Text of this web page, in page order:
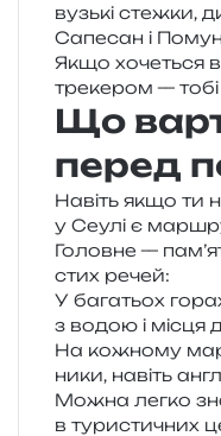
вузь­кі стеж­ки,
Сапесан і
Якщо хоче­ться
тре­ке­ром —
Що
перед
Навіть якщо ти
у Сеулі є
Головне —
стих речей:
У бага­тьох
з водою і місця
На кожно­му
ни­ки, навіть
Можна легко
в тури­сти­чних